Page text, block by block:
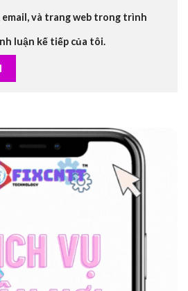
và trang web trong trình
luận kế tiếp của tôi.